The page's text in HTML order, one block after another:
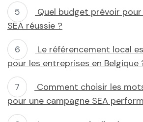
Quel budget prévoir
SEA réussie ?
Le référencement local
pour les entreprises en Belgique
Comment choisir les
pour une campagne SEA